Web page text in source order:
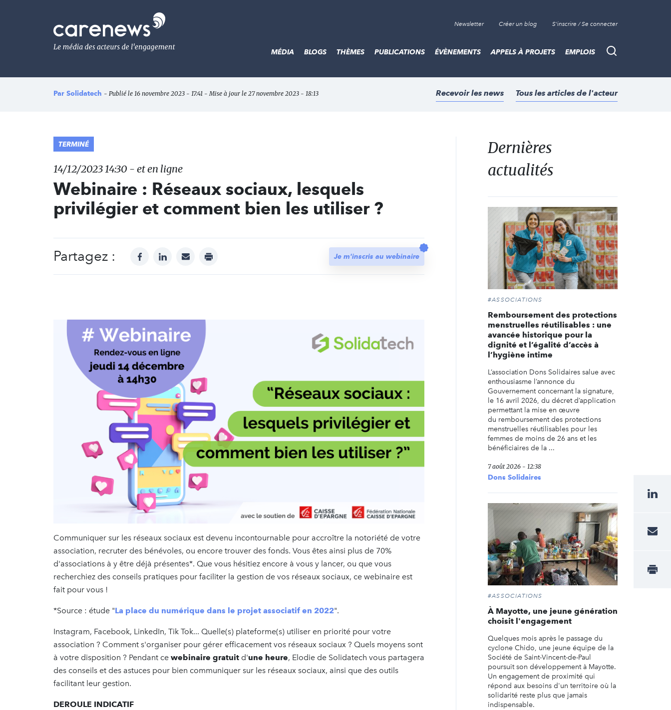
Le
média
de
l'engagement
Newsletter Créer un blog S'inscrire / Se connecter
Recherche
MÉDIA BLOGS THÈMES PUBLICATIONS ÉVÈNEMENTS APPELS À PROJETS EMPLOIS
Par Solidatech - Publié le 16 novembre 2023 - 17:41 - Mise à jour le 27 novembre 2023 - 18:13 Recevoir les news Tous les articles de l'acteur
TERMINÉ
14/12/2023 14:30 - et en ligne
Webinaire : Réseaux sociaux, lesquels
privilégier et comment bien les utiliser ?
Partagez : facebooklinkedinmail print Je m'inscris au webinaire
Communiquer sur les réseaux sociaux est devenu incontournable pour accroître la notoriété de votre
association, recruter des bénévoles, ou encore trouver des fonds. Vous êtes ainsi plus de 70%
d'associations à y être déjà présentes*. Que vous hésitiez encore à vous y lancer, ou que vous
recherchiez des conseils pratiques pour faciliter la gestion de vos réseaux sociaux, ce webinaire est
fait pour vous !
*Source : étude "La place du numérique dans le projet associatif en 2022".
Instagram, Facebook, LinkedIn, Tik Tok... Quelle(s) plateforme(s) utiliser en priorité pour votre
association ? Comment s'organiser pour gérer efficacement vos réseaux sociaux ? Quels moyens sont
à votre disposition ? Pendant ce webinaire gratuit d'une heure, Elodie de Solidatech vous partagera
des conseils et des astuces pour bien communiquer sur les réseaux sociaux, ainsi que des outils
facilitant leur gestion.
DEROULE INDICATIF
Dernières
actualités
#ASSOCIATIONS
Remboursement des protections
menstruelles réutilisables : une
avancée historique pour la
dignité et l’égalité d’accès à
l’hygiène intime
L’association Dons Solidaires salue avec
enthousiasme l’annonce du
Gouvernement concernant la signature,
le 16 avril 2026, du décret d’application
permettant la mise en œuvre
du remboursement des protections
menstruelles réutilisables pour les
femmes de moins de 26 ans et les
bénéficiaires de la ...
7 août 2026 - 12:38
Dons Solidaires
#ASSOCIATIONS
À Mayotte, une jeune génération
choisit l'engagement
Quelques mois après le passage du
cyclone Chido, une jeune équipe de la
Société de Saint-Vincent-de-Paul
poursuit son développement à Mayotte.
Un engagement de proximité qui
répond aux besoins d'un territoire où la
solidarité reste plus que jamais
indispensable.